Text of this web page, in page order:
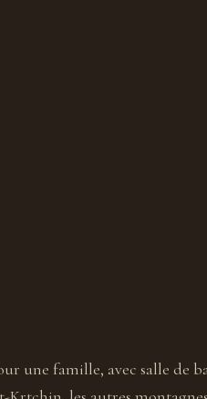
une famille, avec salle de